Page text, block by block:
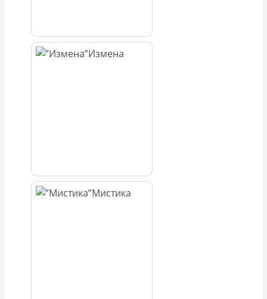
Измена
Мистика